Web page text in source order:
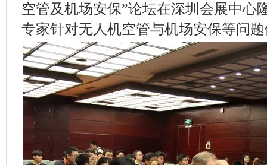
空管及机场安保”论坛在深圳会展中心
专家针对无人机空管与机场安保等问